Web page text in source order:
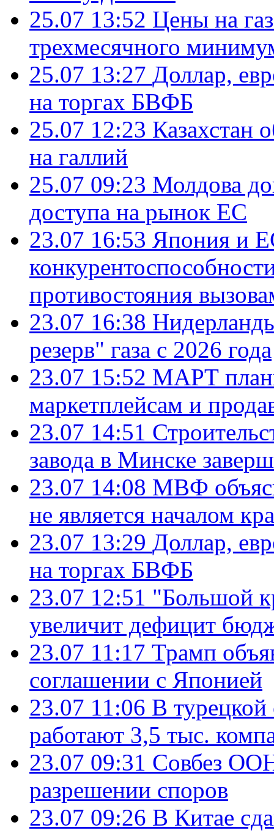
25.07 13:52 Цены на
трехмесячного
25.07 13:27 Доллар,
на торгах БВФБ
25.07 12:23 Казахстан
на галлий
25.07 09:23 Молдова
доступа на рынок ЕС
23.07 16:53 Япония и
противостояния
23.07 16:38
резерв" газа с 2026 года
23.07 15:52 МАРТ
маркетплейсам и
23.07 14:51
завода в Минске
23.07 14:08 МВФ
не является началом
23.07 13:29 Доллар,
на торгах БВФБ
23.07 12:51 "Большой
увеличит дефицит
23.07 11:17 Трамп
соглашении с Японией
23.07 11:06 В
работают 3,5 тыс.
23.07 09:31 Совбез
разрешении споров
23.07 09:26 В Китае